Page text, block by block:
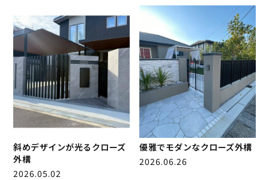
斜めデザインが光るクローズ
外構
2026.05.02
優雅でモダンなクローズ外構
2026.06.26